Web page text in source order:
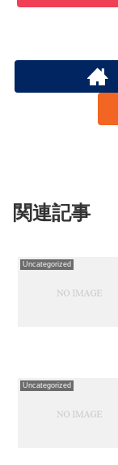
関連記事
Uncategorized
Uncategorized